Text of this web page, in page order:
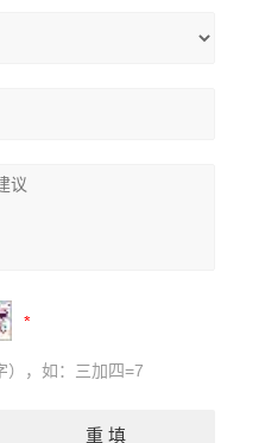
），如：三加四=7